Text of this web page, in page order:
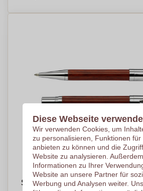
Schreibset 'Borkum' aus
Diese Webseite
Wir verwenden Cookies, um
zu personalisieren, Funktionen für
anbieten zu können und die
Website zu analysieren.
Informationen zu Ihrer
Website an unsere Partner für
Werbung und Analysen weiter.